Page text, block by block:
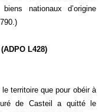
nationaux d’origine
(ADPO L428)
territoire que pour obéir à
de Casteil a quitté le